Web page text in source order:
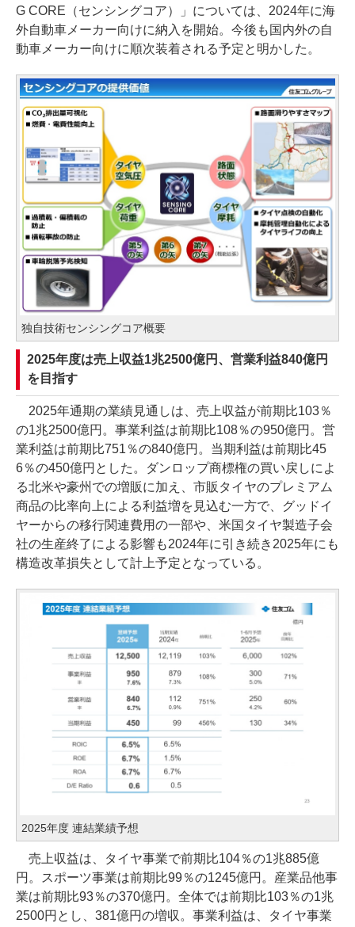
G CORE（センシングコア）」については、2024年に海
外自動車メーカー向けに納入を開始。今後も国内外の自
動車メーカー向けに順次装着される予定と明かした。
独自技術センシングコア概要
2025年度は売上収益1兆2500億円、営業利益840億円
を目指す
2025年通期の業績見通しは、売上収益が前期比103％
の1兆2500億円。事業利益は前期比108％の950億円。営
業利益は前期比751％の840億円。当期利益は前期比45
6％の450億円とした。ダンロップ商標権の買い戻しによ
る北米や豪州での増販に加え、市販タイヤのプレミアム
商品の比率向上による利益増を見込む一方で、グッドイ
ヤーからの移行関連費用の一部や、米国タイヤ製造子会
社の生産終了による影響も2024年に引き続き2025年にも
構造改革損失として計上予定となっている。
2025年度 連結業績予想
売上収益は、タイヤ事業で前期比104％の1兆885億
円。スポーツ事業は前期比99％の1245億円。産業品他事
業は前期比93％の370億円。全体では前期比103％の1兆
2500円とし、381億円の増収。事業利益は、タイヤ事業